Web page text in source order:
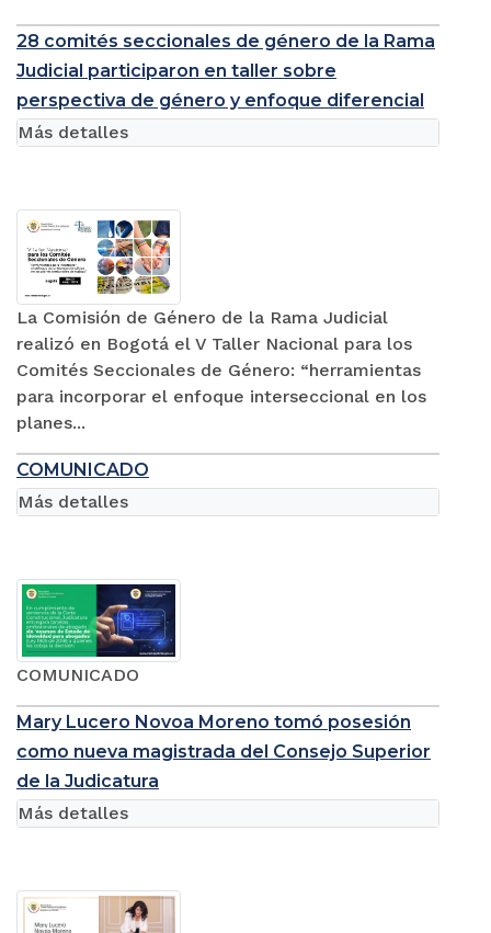
28 comités seccionales de género de la Rama
Judicial participaron en taller sobre
perspectiva de género y enfoque diferencial
La Comisión de Género de la Rama Judicial
realizó en Bogotá el V Taller Nacional para los
Comités Seccionales de Género: “herramientas
para incorporar el enfoque interseccional en los
planes...
Más detalles
COMUNICADO
COMUNICADO
Más detalles
Mary Lucero Novoa Moreno tomó posesión
como nueva magistrada del Consejo Superior
de la Judicatura
Más detalles